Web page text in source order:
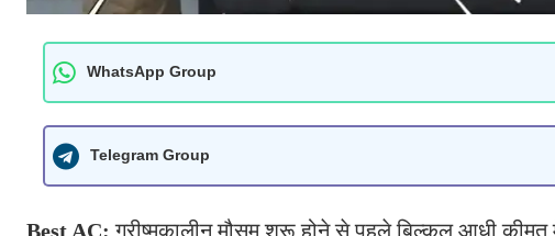
WhatsApp Group
Telegram Group
Best AC:ग्रीष्मकालीन मौसम शुरू होने से पहले बिल्कुल आधी